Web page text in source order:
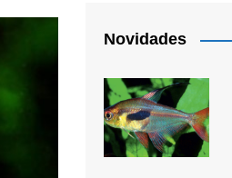
Novidades